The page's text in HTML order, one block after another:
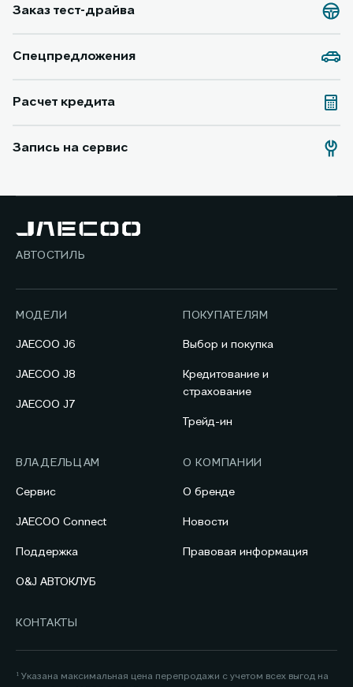
Заказ тест-драйва
Спецпредложения
Расчет кредита
Запись на сервис
АВТОСТИЛЬ
МОДЕЛИ
JAECOO J6
JAECOO J8
JAECOO J7
ПОКУПАТЕЛЯМ
Выбор и покупка
Кредитование и
страхование
Трейд-ин
ВЛАДЕЛЬЦАМ
Сервис
JAECOO Connect
Поддержка
O&J АВТОКЛУБ
О КОМПАНИИ
О бренде
Новости
Правовая информация
КОНТАКТЫ
¹ Указана максимальная цена перепродажи с учетом всех выгод на